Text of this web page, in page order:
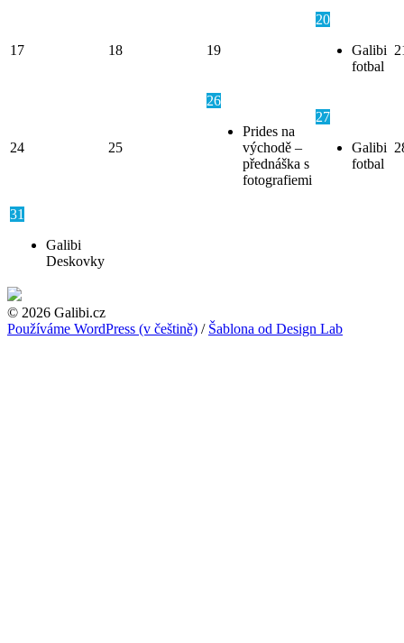
17 18 19
20
Galibi
fotbal
24 25
26
Prides na
východě –
přednáška s
fotografiemi
27
Galibi
fotbal
31
Galibi
Deskovky
© 2026 Galibi.cz
Používáme WordPress (v češtině) / Šablona od Design Lab